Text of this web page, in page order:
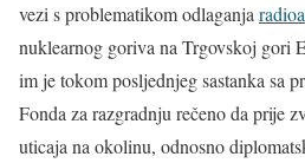
vezi s problematikom odlaganja
nuklearnog goriva na Trgovskoj gori
im je tokom posljednjeg sastanka sa
Fonda za razgradnju rečeno da prije
uticaja na okolinu, odnosno